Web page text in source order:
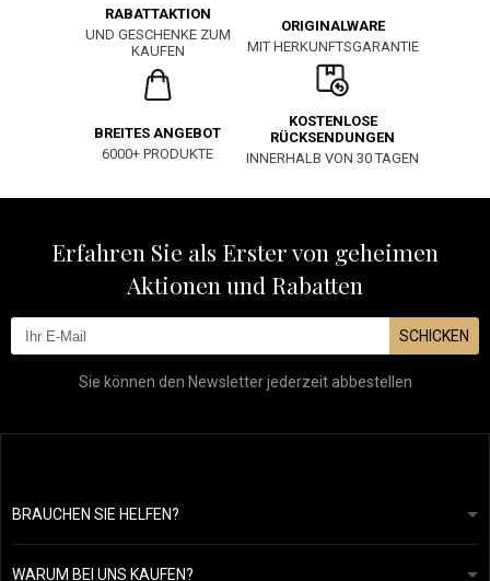
RABATTAKTION
UND GESCHENKE ZUM
KAUFEN
ORIGINALWARE
MIT HERKUNFTSGARANTIE
BREITES ANGEBOT
6000+ PRODUKTE
KOSTENLOSE
RÜCKSENDUNGEN
INNERHALB VON 30 TAGEN
Erfahren Sie als Erster von geheimen
Aktionen und Rabatten
SCHICKEN
Sie können den Newsletter jederzeit abbestellen
BRAUCHEN SIE HELFEN?
info@mapeja.de
Wir werden innerhalb von 24 Stunden antworten.
WARUM BEI UNS KAUFEN?
Allgemeine geschäftsbedingungen
Datenschutzerklärung